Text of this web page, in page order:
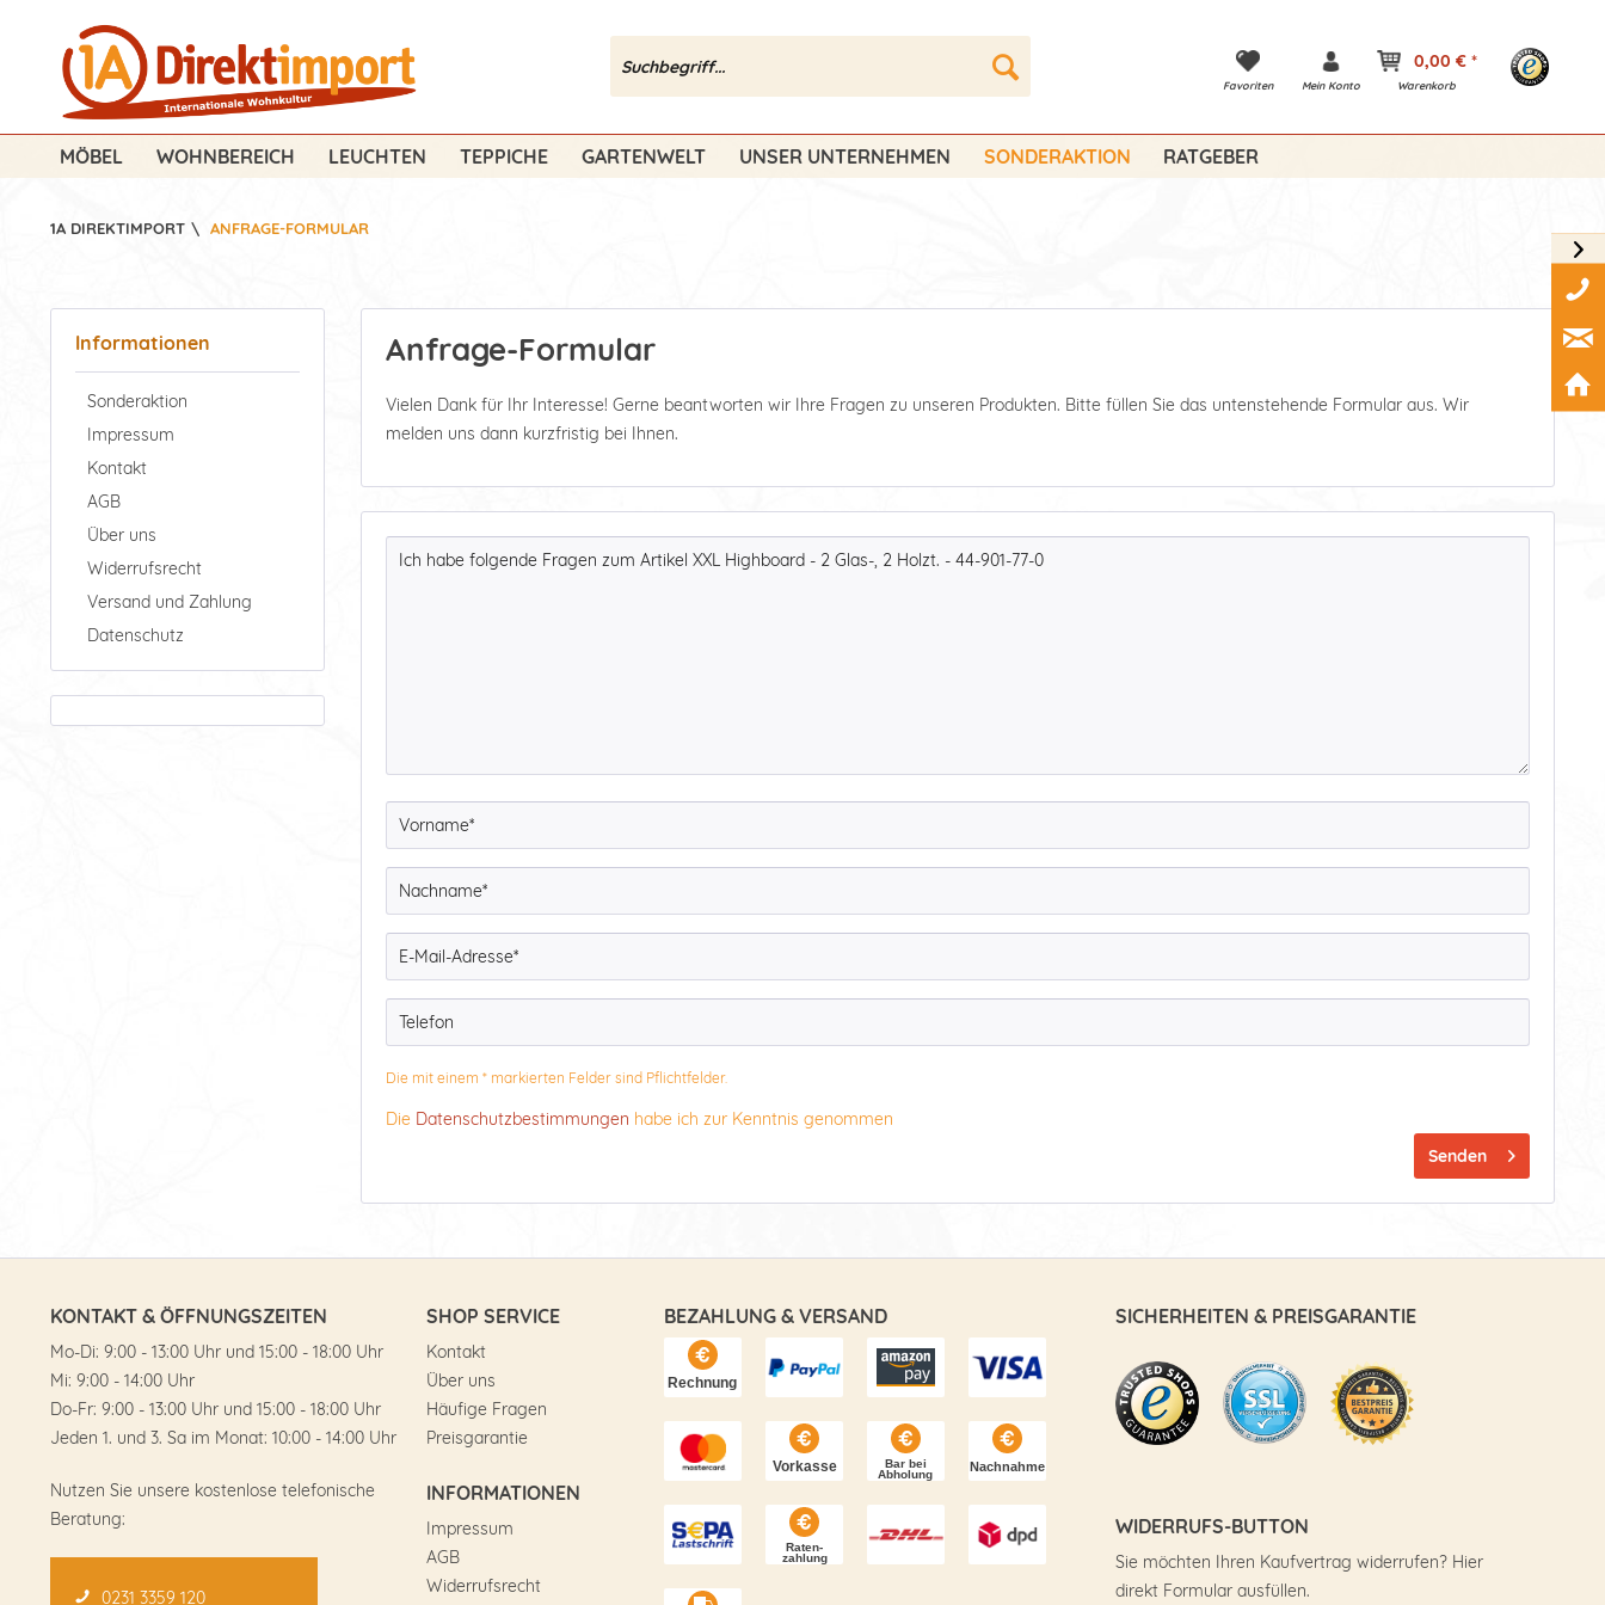
Favoriten Mein Konto
0,00 € *
Warenkorb
MÖBEL WOHNBEREICH LEUCHTEN TEPPICHE GARTENWELT UNSER UNTERNEHMEN SONDERAKTION RATGEBER
1A DIREKTIMPORT \ ANFRAGE-FORMULAR
Informationen
Sonderaktion
Impressum
Kontakt
AGB
Über uns
Widerrufsrecht
Versand und Zahlung
Datenschutz
Anfrage-Formular
Vielen Dank für Ihr Interesse! Gerne beantworten wir Ihre Fragen zu unseren Produkten. Bitte füllen Sie das untenstehende Formular aus. Wir
melden uns dann kurzfristig bei Ihnen.
Die mit einem * markierten Felder sind Pflichtfelder.
Die Datenschutzbestimmungen habe ich zur Kenntnis genommen
Senden
KONTAKT & ÖFFNUNGSZEITEN
Mo-Di: 9:00 - 13:00 Uhr und 15:00 - 18:00 Uhr
Mi: 9:00 - 14:00 Uhr
Do-Fr: 9:00 - 13:00 Uhr und 15:00 - 18:00 Uhr
Jeden 1. und 3. Sa im Monat: 10:00 - 14:00 Uhr
Nutzen Sie unsere kostenlose telefonische
Beratung:
0231 3359 120
SHOP SERVICE
Kontakt
Über uns
Häufige Fragen
Preisgarantie
INFORMATIONEN
Impressum
AGB
Widerrufsrecht
BEZAHLUNG & VERSAND SICHERHEITEN & PREISGARANTIE
WIDERRUFS-BUTTON
Sie möchten Ihren Kaufvertrag widerrufen? Hier
direkt Formular ausfüllen.